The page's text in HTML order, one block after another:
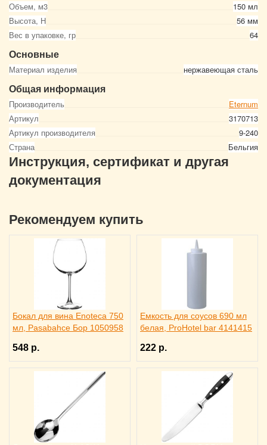
Объем, м3
150 мл
Высота, Н
56 мм
Вес в упаковке, гр
64
Основные
Материал изделия нержавеющая сталь
Общая информация
Производитель
Eternum
Артикул
3170713
Артикул производителя
9-240
Страна
Бельгия
Инструкция, сертификат и другая
документация
Рекомендуем купить
Бокал для вина Enoteca 750
мл, Pasabahce Бор 1050958
548 р.
Емкость для соусов 690 мл
белая, ProHotel bar 4141415
222 р.